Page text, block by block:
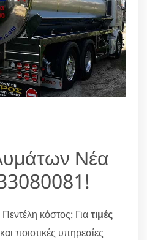
Νέα
κόστος: Γιατιμές
και ποιοτικές υπηρεσίες